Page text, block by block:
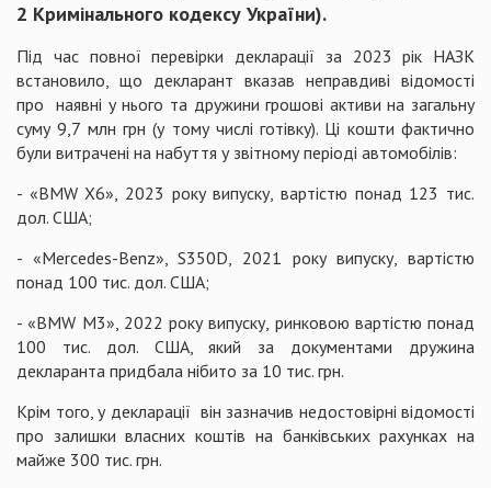
2 Кримінального кодексу України).
Під час повної перевірки декларації за 2023 рік НАЗК
встановило, що декларант вказав неправдиві відомості
про наявні у нього та дружини грошові активи на загальну
суму 9,7 млн грн (у тому числі готівку). Ці кошти фактично
були витрачені на набуття у звітному періоді автомобілів:
- «BMW X6», 2023 року випуску, вартістю понад 123 тис.
дол. США;
- «Mercedes-Benz», S350D, 2021 року випуску, вартістю
понад 100 тис. дол. США;
- «BMW M3», 2022 року випуску, ринковою вартістю понад
100 тис. дол. США, який за документами дружина
декларанта придбала нібито за 10 тис. грн.
Крім того, у декларації він зазначив недостовірні відомості
про залишки власних коштів на банківських рахунках на
майже 300 тис. грн.